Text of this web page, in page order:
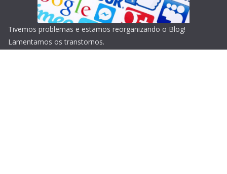
Tivemos problemas e estamos reorganizando o Blog!
Lamentamos os transtornos.